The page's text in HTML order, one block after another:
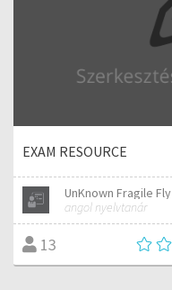
EXAM RESOURCE
UnKnown Fragile Fly
angol nyelvtanár
13